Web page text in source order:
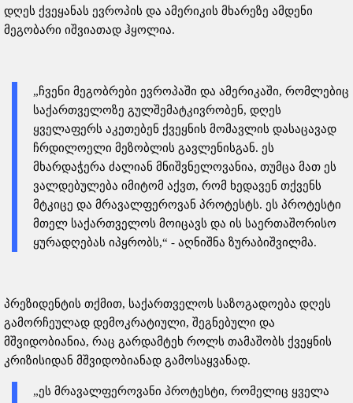
დღეს ქვეყანას ევროპის და ამერიკის მხარეზე ამდენი
მეგობარი იშვიათად ჰყოლია.
„ჩვენი მეგობრები ევროპაში და ამერიკაში, რომლებიც
საქართველოზე გულშემატკივრობენ, დღეს
ყველაფერს აკეთებენ ქვეყნის მომავლის დასაცავად
ჩრდილოელი მეზობლის გავლენისგან. ეს
მხარდაჭერა ძალიან მნიშვნელოვანია, თუმცა მათ ეს
ვალდებულება იმიტომ აქვთ, რომ ხედავენ თქვენს
მტკიცე და მრავალფეროვან პროტესტს. ეს პროტესტი
მთელ საქართველოს მოიცავს და ის საერთაშორისო
ყურადღებას იპყრობს,“ - აღნიშნა ზურაბიშვილმა.
პრეზიდენტის თქმით, საქართველოს საზოგადოება დღეს
გამორჩეულად დემოკრატიული, შეგნებული და
მშვიდობიანია, რაც გარდამტეხ როლს თამაშობს ქვეყნის
კრიზისიდან მშვიდობიანად გამოსაყვანად.
„ეს მრავალფეროვანი პროტესტი, რომელიც ყველა